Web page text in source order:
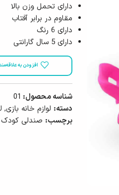
دارای تحمل وزن بالا
مقاوم در برابر آفتاب
دارای 6 رنگ
دارای 5 سال گارانتی
افزودن به
شناسه محصول: 01
دسته: لوازم خانه بازی,
برچسب: صندلی کودک